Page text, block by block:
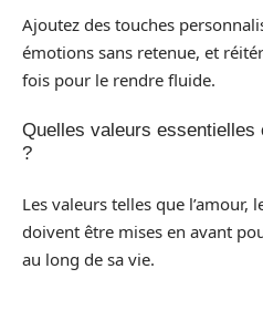
Ajoutez des touches
émotions sans retenue, et
fois pour le rendre fluide.
Quelles valeurs essentielles
?
Les valeurs telles que l’amour,
doivent être mises en avant
au long de sa vie.